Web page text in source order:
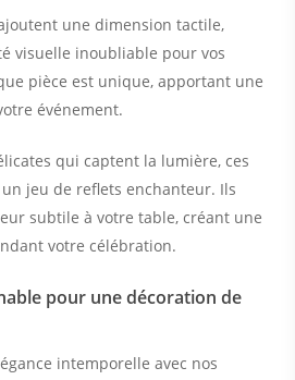
une dimension tactile,
visuelle inoubliable pour vos
pièce est unique, apportant une
événement.
qui captent la lumière, ces
jeu de reflets enchanteur. Ils
subtile à votre table, créant une
votre célébration.
pour une décoration de
intemporelle avec nos